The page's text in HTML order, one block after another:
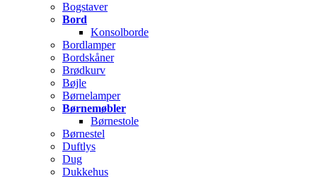
Bogstaver
Bord
Konsolborde
Bordlamper
Bordskåner
Brødkurv
Bøjle
Børnelamper
Børnemøbler
Børnestole
Børnestel
Duftlys
Dug
Dukkehus